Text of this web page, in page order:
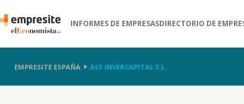
INFORMES DE EMPRESASDIRECTORIO DE
EMPRESITE ESPAÑA ACF INVERCAPITAL S.L.